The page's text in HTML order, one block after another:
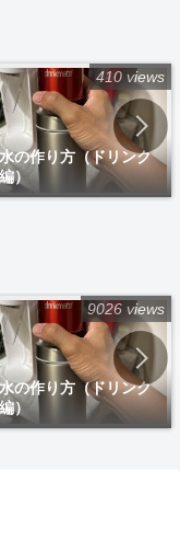
の作り方（ドリンク
）
410 views
の作り方（ドリンク
）
9026 views